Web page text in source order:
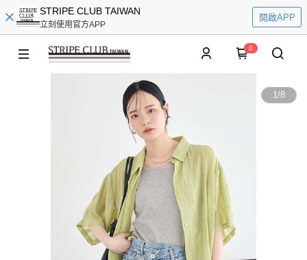
STRIPE CLUB TAIWAN
立刻使用官方APP
開啟APP
0
1/8